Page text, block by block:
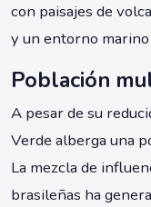
con paisajes de
y un entorno
Población
A pesar de su
Verde alberga una
La mezcla de
brasileñas ha